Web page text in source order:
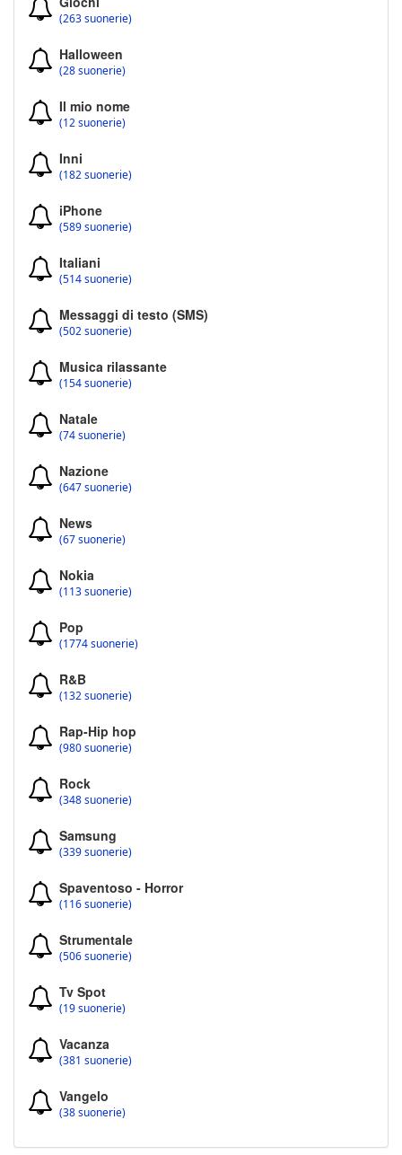
(263 suonerie)
Halloween
(28 suonerie)
Il mio nome
(12 suonerie)
Inni
(182 suonerie)
iPhone
(589 suonerie)
Italiani
(514 suonerie)
Messaggi di testo (SMS)
(502 suonerie)
Musica rilassante
(154 suonerie)
Natale
(74 suonerie)
Nazione
(647 suonerie)
News
(67 suonerie)
Nokia
(113 suonerie)
Pop
(1774 suonerie)
R&B
(132 suonerie)
Rap-Hip hop
(980 suonerie)
Rock
(348 suonerie)
Samsung
(339 suonerie)
Spaventoso - Horror
(116 suonerie)
Strumentale
(506 suonerie)
Tv Spot
(19 suonerie)
Vacanza
(381 suonerie)
Vangelo
(38 suonerie)